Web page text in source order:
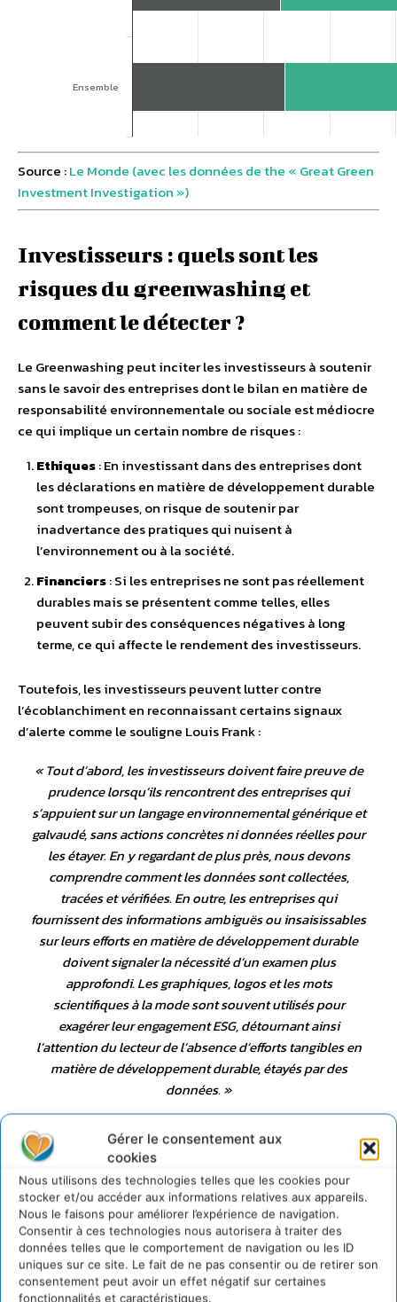
Gérer le consentement aux
cookies
Nous utilisons des technologies telles que les cookies pour
stocker et/ou accéder aux informations relatives aux appareils.
Nous le faisons pour améliorer l’expérience de navigation.
Consentir à ces technologies nous autorisera à traiter des
données telles que le comportement de navigation ou les ID
uniques sur ce site. Le fait de ne pas consentir ou de retirer son
consentement peut avoir un effet négatif sur certaines
fonctionnalités et caractéristiques.
Ensemble
Source :Le Monde (avec les données de the « Great Green
Investment Investigation »)
Investisseurs : quels sont les
risques du greenwashing et
comment le détecter ?
Le Greenwashing peut inciter les investisseurs à soutenir
sans le savoir des entreprises dont le bilan en matière de
responsabilité environnementale ou sociale est médiocre
ce qui implique un certain nombre de risques :
Ethiques: En investissant dans des entreprises dont
les déclarations en matière de développement durable
sont trompeuses, on risque de soutenir par
inadvertance des pratiques qui nuisent à
l’environnement ou à la société.
Financiers: Si les entreprises ne sont pas réellement
durables mais se présentent comme telles, elles
peuvent subir des conséquences négatives à long
terme, ce qui affecte le rendement des investisseurs.
Toutefois, les investisseurs peuvent lutter contre
l’écoblanchiment en reconnaissant certains signaux
d’alerte comme le souligne Louis Frank :
«Tout d’abord, les investisseurs doivent faire preuve de
prudence lorsqu’ils rencontrent des entreprises qui
s’appuient sur un langage environnemental générique et
galvaudé, sans actions concrètes ni données réelles pour
les étayer. En y regardant de plus près, nous devons
comprendre comment les données sont collectées,
tracées et vérifiées. En outre, les entreprises qui
fournissent des informations ambiguës ou insaisissables
sur leurs efforts en matière de développement durable
doivent signaler la nécessité d’un examen plus
approfondi. Les graphiques, logos et les mots
scientifiques à la mode sont souvent utilisés pour
exagérer leur engagement ESG, détournant ainsi
l’attention du lecteur de l’absence d’efforts tangibles en
matière de développement durable, étayés par des
données. »
Entreprises : quelles solutions
pour se conformer à la directive
CSRD, à quelle échéance ?